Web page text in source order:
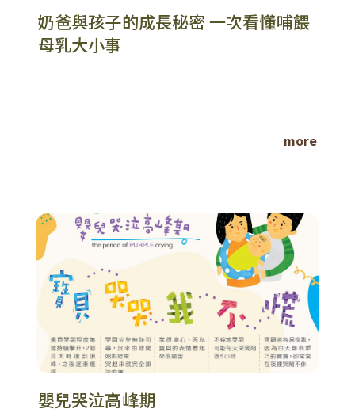
奶爸與孩子的成長秘密 一次看懂哺餵
母乳大小事
more
嬰兒哭泣高峰期